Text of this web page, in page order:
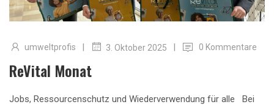
umweltprofis 3. Oktober 2025 0 Kommentare
ReVital Monat
Jobs, Ressourcenschutz und Wiederverwendung für alle Bei